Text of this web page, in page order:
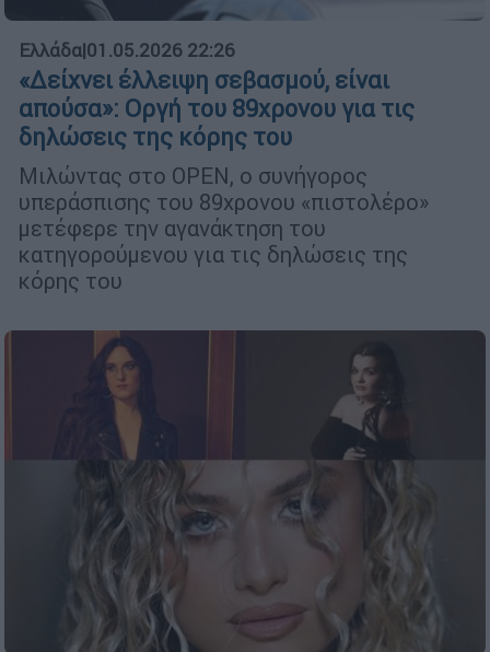
Ελλάδα|01.05.2026 22:26
«Δείχνει έλλειψη σεβασμού, είναι
απούσα»: Οργή του 89χρονου για τις
δηλώσεις της κόρης του
Μιλώντας στο OPEN, ο συνήγορος
υπεράσπισης του 89χρονου «πιστολέρο»
μετέφερε την αγανάκτηση του
κατηγορούμενου για τις δηλώσεις της
κόρης του